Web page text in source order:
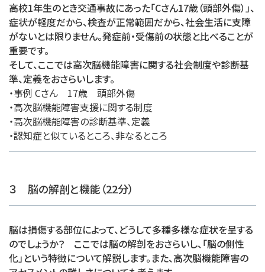
高校1年生のとき交通事故にあった「Cさん17歳（頭部外傷）」、
症状が軽度だから、検査が正常範囲だから、社会生活に支障
がないとは限りません。発症前・受傷前の状態と比べることが
重要です。
そして、ここでは高次脳機能障害に関する社会制度や診断基
準、定義をおさらいします。
・事例 Cさん 17歳 頭部外傷
・高次脳機能障害支援に関する制度
・高次脳機能障害の診断基準、定義
・認知症と似ているところ、非なるところ
３ 脳の解剖と機能（22分）
脳は損傷する部位によって、どうして多種多様な症状を呈する
のでしょうか？ ここでは脳の解剖をおさらいし、「脳の側性
化」という特徴について解説します。また、高次脳機能障害の